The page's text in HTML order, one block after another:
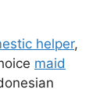
helper,
maid